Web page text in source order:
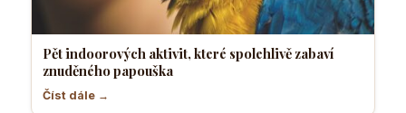
Pět indoorových aktivit, které spolehlivě zabaví
znuděného papouška
Číst dále →